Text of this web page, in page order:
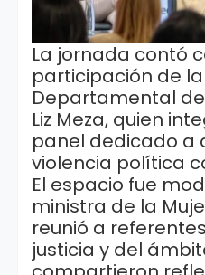
La jornada contó
participación de
Departamental
Liz Meza, quien
panel dedicado a
violencia política
El espacio fue
ministra de la
reunió a
justicia y del